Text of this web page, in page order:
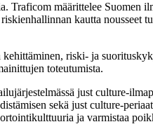
Traficom määrittelee
kautta
ris­ki- ja
toteutumista.
just culture-
sekä just culture-
ja varmistaa